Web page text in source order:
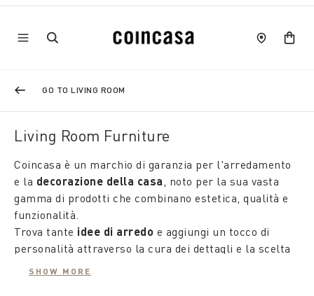
GO TO LIVING ROOM
Living Room Furniture
Coincasa è un marchio di garanzia per l'arredamento
e la decorazione della casa, noto per la sua vasta
gamma di prodotti che combinano estetica, qualità e
funzionalità.
Trova tante idee di arredo e aggiungi un tocco di
personalità attraverso la cura dei dettagli e la scelta
degliSHOW MORE